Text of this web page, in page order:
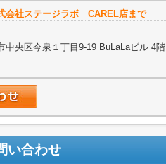
会社ステージラボ CAREL店まで
中央区今泉１丁目9-19 BuLaLaビル 4階
い合わせ